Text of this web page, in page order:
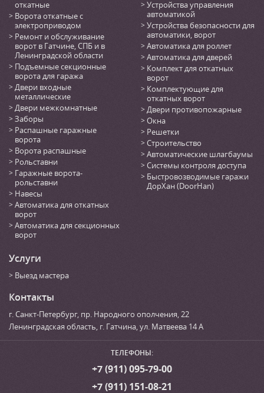
откатные
Ворота откатные с
электроприводом
Ремонт и обслуживание
ворот в Гатчине, СПБ и в
Ленинградской области
Подъемные секционные
ворота для гаража
Двери входные
металлические
Двери межкомнатные
Заборы
Распашные гаражные
ворота
Ворота распашные
Рольставни
Гаражные ворота-
рольставни
Навесы
Автоматика для откатных
ворот
Автоматика для секционных
ворот
Устройства управления
автоматикой
Устройства безопасности для
автоматики, ворот
Автоматика для роллет
Автоматика для дверей
Комплект для откатных
ворот
Комплектующие для
откатных ворот
Двери противопожарные
Окна
Решетки
Строительство
Автоматические шлагбаумы
Системы контроля доступа
Быстровозводимые гаражи
ДорХан (DoorHan)
Услуги
Выезд мастера
Контакты
г. Санкт-Петербург, пр. Народного ополчения, 22
Ленинградская область, г. Гатчина,ул. Матвеева 14 А
ТЕЛЕФОНЫ:
+7 (911) 095-79-00
+7 (911) 151-08-21